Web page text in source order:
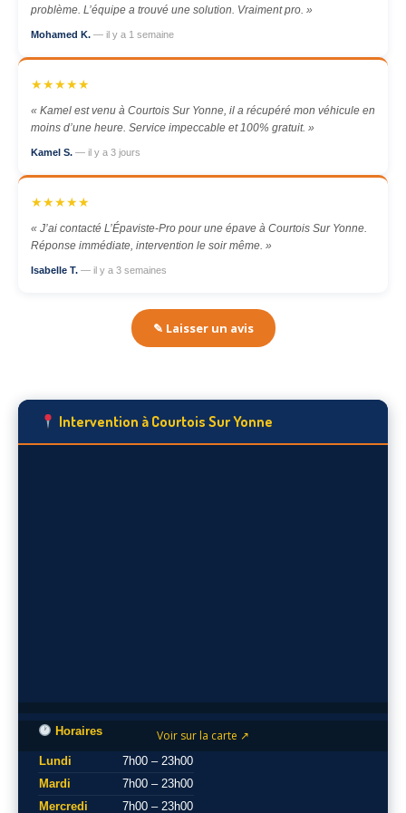
problème. L’équipe a trouvé une solution. Vraiment pro. »
Mohamed K. — il y a 1 semaine
★★★★★
« Kamel est venu à Courtois Sur Yonne, il a récupéré mon véhicule en
moins d’une heure. Service impeccable et 100% gratuit. »
Kamel S. — il y a 3 jours
★★★★★
« J’ai contacté L’Épaviste-Pro pour une épave à Courtois Sur Yonne.
Réponse immédiate, intervention le soir même. »
Isabelle T. — il y a 3 semaines
✎ Laisser un avis
Intervention à Courtois Sur Yonne
Voir sur la carte ↗
Horaires
Lundi
7h00 – 23h00
Mardi
7h00 – 23h00
Mercredi
7h00 – 23h00